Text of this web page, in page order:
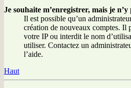
Je souhaite m’enregistrer, mais je
Il est possible qu’un
création de nouveaux comptes. Il
votre IP ou interdit le nom
utiliser. Contactez un
l’aide.
Haut